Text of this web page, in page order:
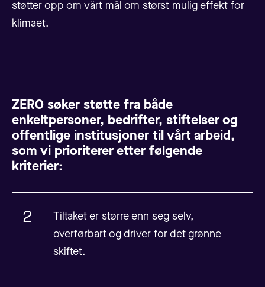
støtter opp om vårt mål om størst mulig effekt for
klimaet.
ZERO søker støtte fra både
enkeltpersoner, bedrifter, stiftelser og
offentlige institusjoner til vårt arbeid,
som vi prioriterer etter følgende
kriterier:
Tiltaket er større enn seg selv,
overførbart og driver for det grønne
skiftet.